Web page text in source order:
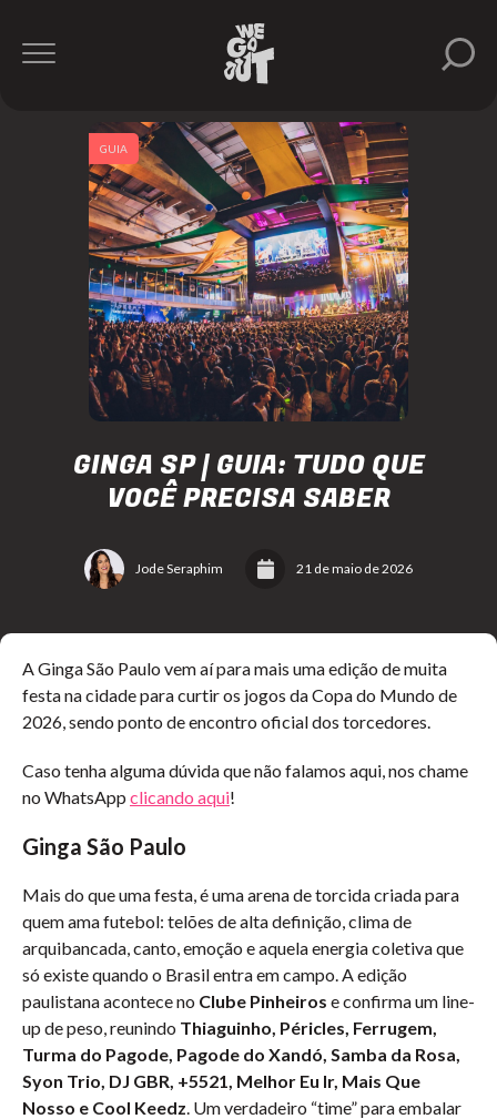
GINGA SP | GUIA: TUDO QUE
VOCÊ PRECISA SABER
Jode Seraphim 21 de maio de 2026
GUIA
A Ginga São Paulo vem aí para mais uma edição de muita
festa na cidade para curtir os jogos da Copa do Mundo de
2026, sendo ponto de encontro oficial dos torcedores.
Caso tenha alguma dúvida que não falamos aqui, nos chame
no WhatsApp clicando aqui!
Ginga São Paulo
Mais do que uma festa, é uma arena de torcida criada para
quem ama futebol: telões de alta definição, clima de
arquibancada, canto, emoção e aquela energia coletiva que
só existe quando o Brasil entra em campo. A edição
paulistana acontece no Clube Pinheiros e confirma um line-
up de peso, reunindo Thiaguinho, Péricles, Ferrugem,
Turma do Pagode, Pagode do Xandó, Samba da Rosa,
Syon Trio, DJ GBR, +5521, Melhor Eu Ir, Mais Que
Nosso e Cool Keedz. Um verdadeiro “time” para embalar